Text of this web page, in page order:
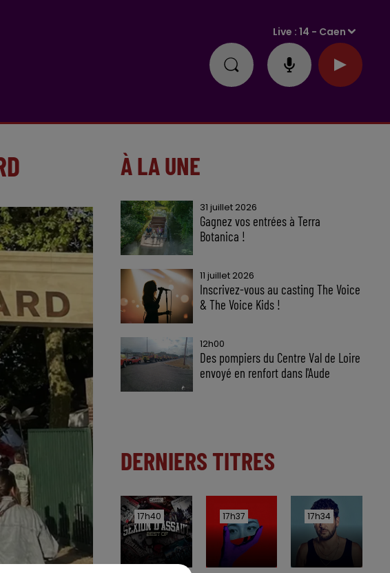
Live :14 - Caen
À LA UNE
31 juillet 2026
Gagnez vos entrées à Terra
Botanica !
11 juillet 2026
Inscrivez-vous au casting The Voice
& The Voice Kids !
12h00
Des pompiers du Centre Val de Loire
envoyé en renfort dans l'Aude
DERNIERS TITRES
17h40
17h40 17h37
17h37 17h34
17h34